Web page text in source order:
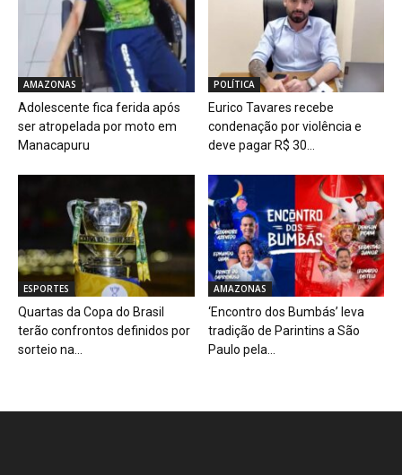
AMAZONAS
Adolescente fica ferida após
ser atropelada por moto em
Manacapuru
POLÍTICA
Eurico Tavares recebe
condenação por violência e
deve pagar R$ 30...
ESPORTES
Quartas da Copa do Brasil
terão confrontos definidos por
sorteio na...
AMAZONAS
‘Encontro dos Bumbás’ leva
tradição de Parintins a São
Paulo pela...